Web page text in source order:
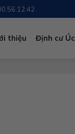
thiệu Định cư Úc